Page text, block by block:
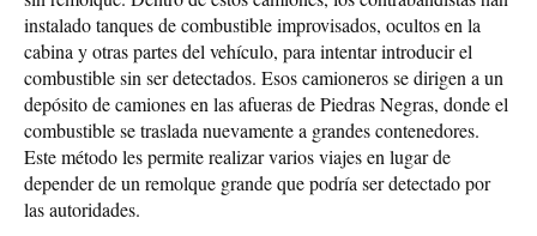
instalado tanques de combustible improvisados, ocultos en la
cabina y otras partes del vehículo, para intentar introducir el
combustible sin ser detectados. Esos camioneros se dirigen a un
depósito de camiones en las afueras de Piedras Negras, donde el
combustible se traslada nuevamente a grandes contenedores.
Este método les permite realizar varios viajes en lugar de
depender de un remolque grande que podría ser detectado por
las autoridades.